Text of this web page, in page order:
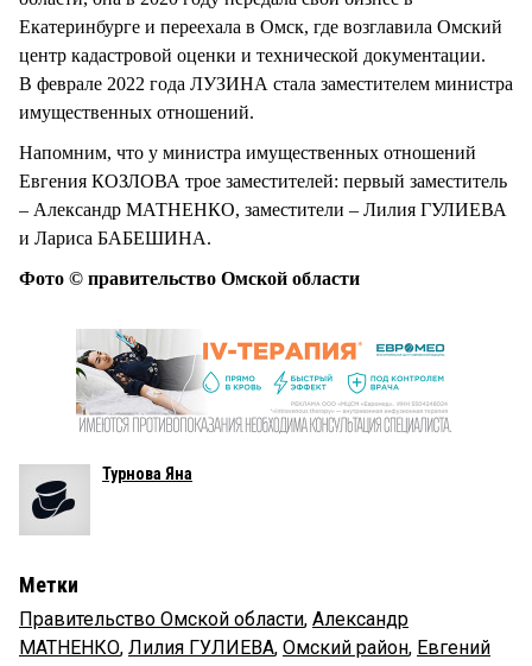
Екатеринбурге и переехала в Омск, где возглавила Омский
центр кадастровой оценки и технической документации.
В феврале 2022 года ЛУЗИНА стала заместителем министра
имущественных отношений.
Напомним, что у министра имущественных отношений
Евгения КОЗЛОВА трое заместителей: первый заместитель
– Александр МАТНЕНКО, заместители – Лилия ГУЛИЕВА
и Лариса БАБЕШИНА.
Фото © правительство Омской области
Турнова Яна
Метки
Правительство Омской области, Александр
МАТНЕНКО, Лилия ГУЛИЕВА, Омский район, Евгений